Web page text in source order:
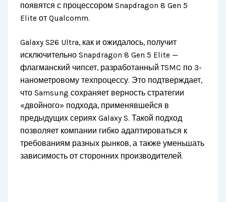
появятся с процессором Snapdragon 8 Gen 5
Elite от Qualcomm.
Galaxy S26 Ultra, как и ожидалось, получит
исключительно Snapdragon 8 Gen 5 Elite —
флагманский чипсет, разработанный TSMC по 3-
нанометровому техпроцессу. Это подтверждает,
что Samsung сохраняет верность стратегии
«двойного» подхода, применявшейся в
предыдущих сериях Galaxy S. Такой подход
позволяет компании гибко адаптироваться к
требованиям разных рынков, а также уменьшать
зависимость от сторонних производителей.